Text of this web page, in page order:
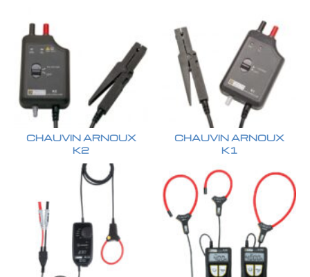
CHAUVIN ARNOUX
K2
CHAUVIN ARNOUX
K1